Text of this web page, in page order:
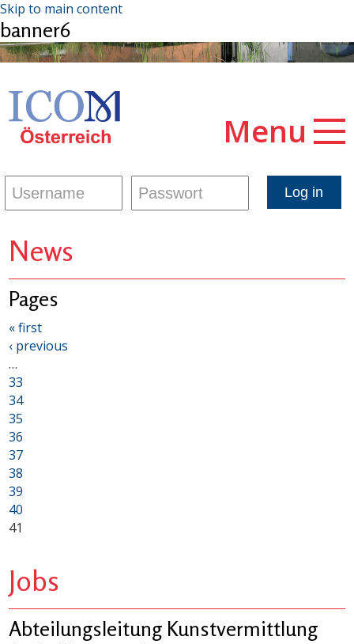
Skip to main content
banner6
Menu
News
Pages
« first
‹ previous
…
33
34
35
36
37
38
39
40
41
Jobs
Abteilungsleitung Kunstvermittlung